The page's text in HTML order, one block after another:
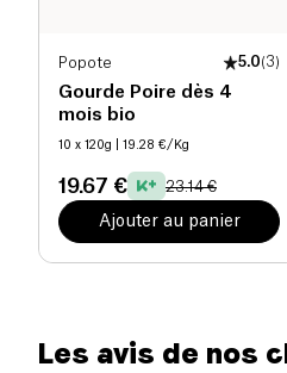
Popote 5.0(3)
Gourde Poire dès 4
mois bio
10 x 120g | 19.28 €/Kg
19.67 € 23.14 €
Ajouter au panier
Les avis de nos